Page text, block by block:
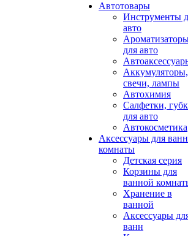
Автотовары
Инструменты
авто
для авто
Аккумуляторы,
свечи, лампы
Автохимия
Салфетки,
для авто
Автокосметика
Аксессуары для
комнаты
Детская серия
Корзины для
ванной
Хранение в
ванной
Аксессуары
ванн